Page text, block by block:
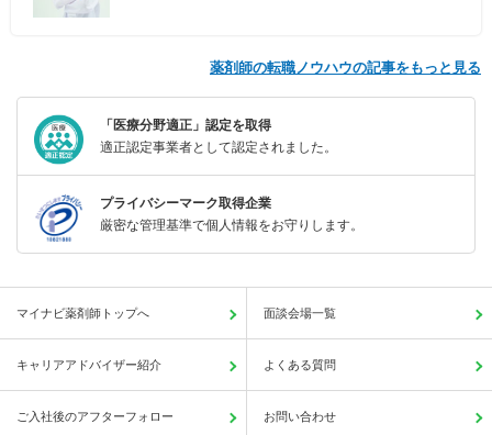
薬剤師の転職ノウハウの記事をもっと見る
「医療分野適正」認定を取得
適正認定事業者として認定されました。
プライバシーマーク取得企業
厳密な管理基準で個人情報をお守りします。
マイナビ薬剤師トップへ 面談会場一覧
キャリアアドバイザー紹介 よくある質問
ご入社後のアフターフォロー お問い合わせ